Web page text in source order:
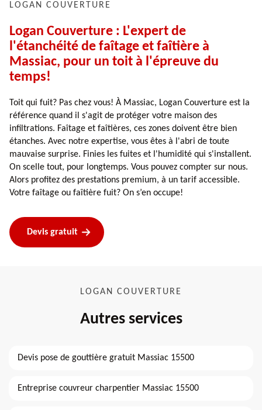
LOGAN COUVERTURE
Logan Couverture : L'expert de
l'étanchéité de faîtage et faîtière à
Massiac, pour un toit à l'épreuve du
temps!
Toit qui fuit? Pas chez vous! À Massiac, Logan Couverture est la
référence quand il s'agit de protéger votre maison des
infiltrations. Faîtage et faîtières, ces zones doivent être bien
étanches. Avec notre expertise, vous êtes à l'abri de toute
mauvaise surprise. Finies les fuites et l'humidité qui s'installent.
On scelle tout, pour longtemps. Vous pouvez compter sur nous.
Alors profitez des prestations premium, à un tarif accessible.
Votre faîtage ou faîtière fuit? On s’en occupe!
Devis gratuit
LOGAN COUVERTURE
Autres services
Devis pose de gouttière gratuit Massiac 15500
Entreprise couvreur charpentier Massiac 15500